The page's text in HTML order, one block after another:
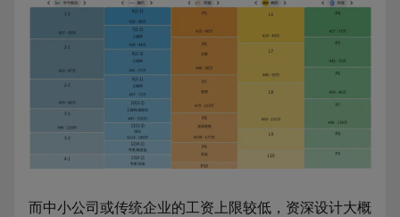
而中小公司或传统企业的工资上限较低，资深设计大概